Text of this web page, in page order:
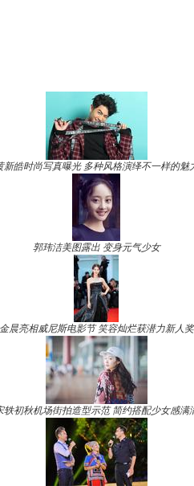
新皓时尚写真曝光 多种风格演绎不一样的魅
郭玮洁美图露出 变身元气少女
金晨亮相威尼斯电影节 笑容灿烂获潜力新人奖
轶初秋机场街拍造型示范 简约搭配少女感满